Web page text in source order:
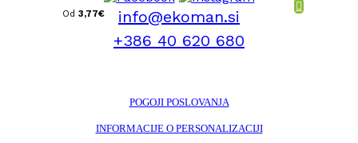
Od 3,77€
info@ekoman.si
+386 40 620 680
POGOJI POSLOVANJA
INFORMACIJE O PERSONALIZACIJI